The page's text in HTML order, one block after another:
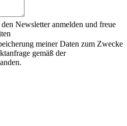
Newsletter anmelden und freue
meiner Daten zum Zwecke
gemäß der